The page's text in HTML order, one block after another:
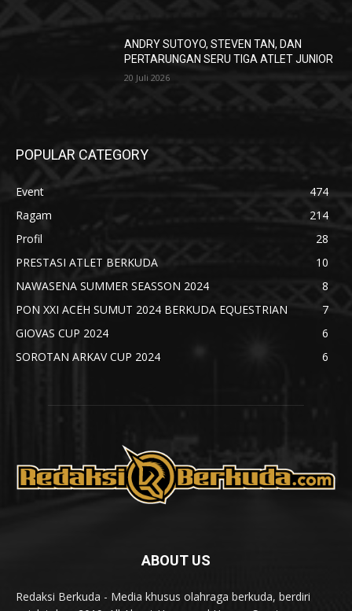
ANDRY SUTOYO, STEVEN TAN, DAN
PERTARUNGAN SERU TIGA ATLET JUNIOR
20 Juli 2026
POPULAR CATEGORY
Event
474
Ragam
214
Profil
28
PRESTASI ATLET BERKUDA
10
NAWASENA SUMMER SEASSON 2024
8
PON XXI ACEH SUMUT 2024 BERKUDA EQUESTRIAN
7
GIOVAS CUP 2024
6
SOROTAN ARKAV CUP 2024
6
ABOUT US
Redaksi Berkuda - Media khusus olahraga berkuda, berdiri